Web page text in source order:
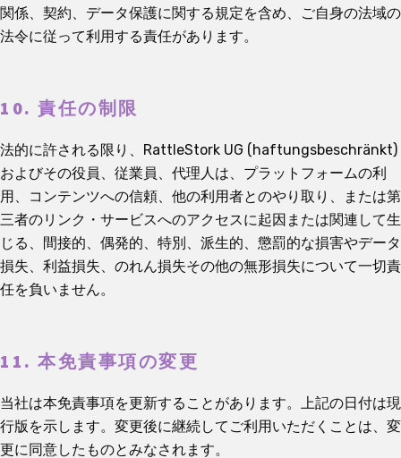
関係、契約、データ保護に関する規定を含め、ご自身の法域の
法令に従って利用する責任があります。
10. 責任の制限
法的に許される限り、RattleStork UG (haftungsbeschränkt)
およびその役員、従業員、代理人は、プラットフォームの利
用、コンテンツへの信頼、他の利用者とのやり取り、または第
三者のリンク・サービスへのアクセスに起因または関連して生
じる、間接的、偶発的、特別、派生的、懲罰的な損害やデータ
損失、利益損失、のれん損失その他の無形損失について一切責
任を負いません。
11. 本免責事項の変更
当社は本免責事項を更新することがあります。上記の日付は現
行版を示します。変更後に継続してご利用いただくことは、変
更に同意したものとみなされます。